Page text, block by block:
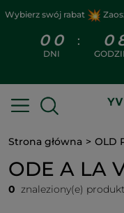
Wybierz swój rabat
0 0
DNI
: 0
Strona główna OLD
ODE A LA
0 znaleziony(e)